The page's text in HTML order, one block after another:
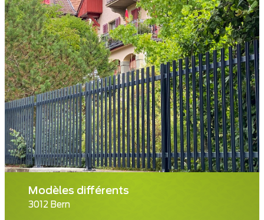
Modèles différents
3012 Bern